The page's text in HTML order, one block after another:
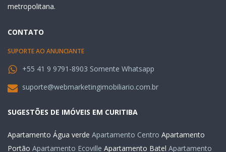
metropolitana.
CONTATO
SUPORTE AO ANUNCIANTE
+55 41 9 9791-8903 Somente Whatsapp
suporte@webmarketingimobiliario.com.br
SUGESTÕES DE IMÓVEIS EM CURITIBA
Apartamento Água verde Apartamento Centro Apartamento
Portão Apartamento Ecoville Apartamento Batel Apartamento